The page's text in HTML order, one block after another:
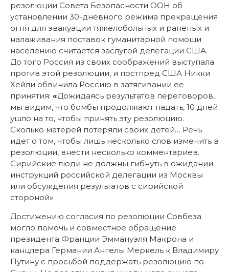
резолюции Совета Безопасности ООН об
установлении 30-дневного режима прекращения
огня для эвакуации тяжелобольных и раненых и
налаживания поставок гуманитарной помощи
населению считается заслугой делегации США.
До того Россия из своих соображений выступала
против этой резолюции, и постпред США Никки
Хейли обвинила Россию в затягивании ее
принятия: «Дожидаясь результатов переговоров,
мы видим, что бомбы продолжают падать, 10 дней
ушло на то, чтобы принять эту резолюцию.
Сколько матерей потеряли своих детей… Речь
идет о том, чтобы лишь несколько слов изменить в
резолюции, внести несколько комментариев.
Сирийские люди не должны гибнуть в ожидании
инструкций российской делегации из Москвы
или обсуждения результатов с сирийской
стороной».
Достижению согласия по резолюции Совбеза
могло помочь и совместное обращение
президента Франции Эммануэля Макрона и
канцлера Германии Ангелы Меркель к Владимиру
Путину с просьбой поддержать резолюцию по